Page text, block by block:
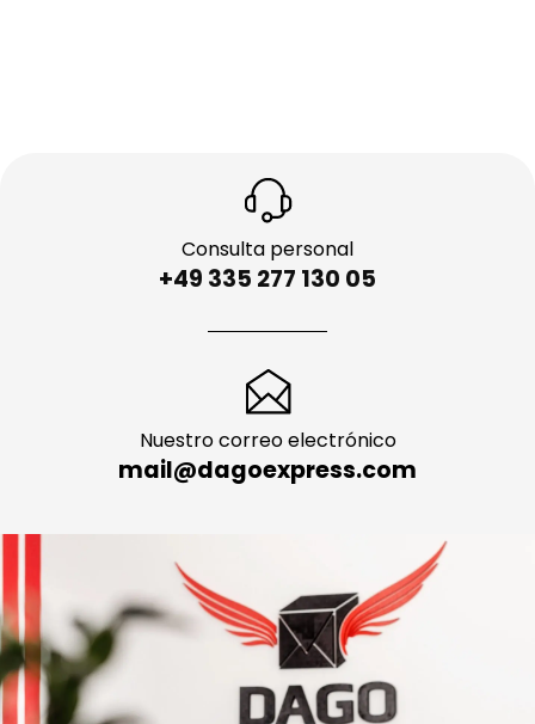
Consulta personal
+49 335 277 130 05
Nuestro correo electrónico
mail@dagoexpress.com